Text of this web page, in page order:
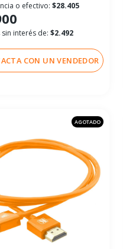
o efectivo: $28.405
interés de: $2.492
CON UN VENDEDOR
AGOTADO